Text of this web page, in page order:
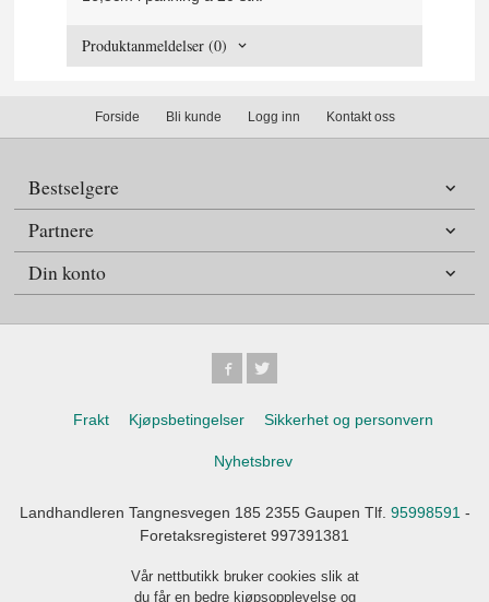
Produktanmeldelser (0)
Forside Bli kunde Logg inn Kontakt oss
Bestselgere
Partnere
Din konto
Frakt Kjøpsbetingelser Sikkerhet og personvern
Nyhetsbrev
Landhandleren Tangnesvegen 185 2355 Gaupen Tlf. 95998591 -
Foretaksregisteret 997391381
Vår nettbutikk bruker cookies slik at
du får en bedre kjøpsopplevelse og